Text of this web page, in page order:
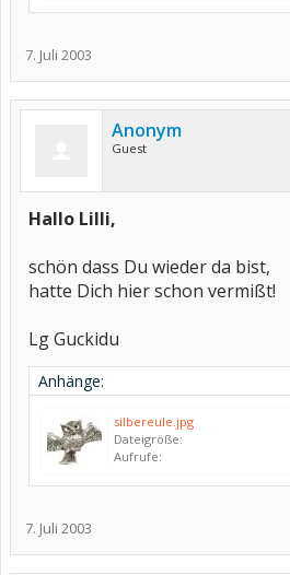
7. Juli 2003
Anonym
Guest
Hallo Lilli,
schön dass Du wieder da bist,
hatte Dich hier schon vermißt!
Lg Guckidu
Anhänge:
silbereule.jpg
Dateigröße:
Aufrufe:
7. Juli 2003